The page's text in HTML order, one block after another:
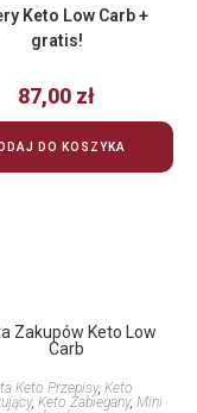
Keto Low Carb +
gratis!
87,00 zł
DO KOSZYKA
Keto Przepisy,Keto
, Keto Zabiegany, Mini